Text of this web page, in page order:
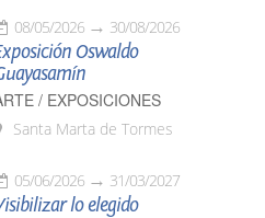
08/05/2026 30/08/2026
Oswaldo
/ EXPOSICIONES
Santa Marta de Tormes
05/06/2026 31/03/2027
lo elegido